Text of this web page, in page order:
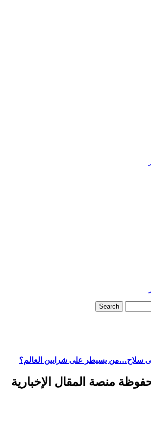
Search
سلاح…من يسيطر على شرايين العالم؟
منصة المقال الإخبارية